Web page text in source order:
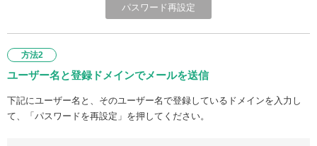
方法2
ユーザー名と登録ドメインでメールを送信
下記にユーザー名と、そのユーザー名で登録しているドメインを入力し
て、「パスワードを再設定」を押してください。